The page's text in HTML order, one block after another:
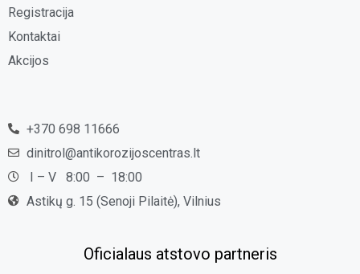
Registracija
Kontaktai
Akcijos
+370 698 11666
dinitrol@antikorozijoscentras.lt
I – V 8:00 – 18:00
Astikų g. 15 (Senoji Pilaitė), Vilnius
Oficialaus atstovo partneris